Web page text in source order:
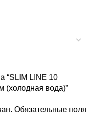
“SLIM LINE 10
(холодная вода)”
Обязательные поля